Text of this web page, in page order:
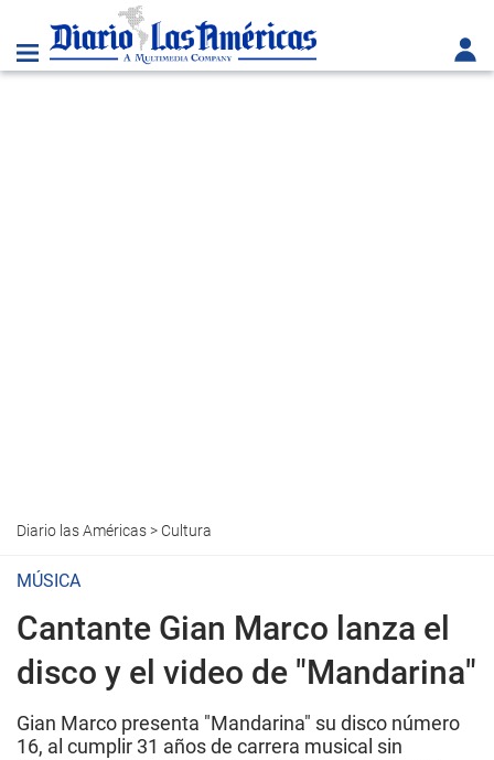
Diario las Américas> Cultura
MÚSICA
Cantante Gian Marco lanza el
disco y el video de "Mandarina"
Gian Marco presenta "Mandarina" su disco número
16, al cumplir 31 años de carrera musical sin